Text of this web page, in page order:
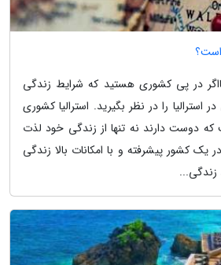
است؟
در پی کشوری هستید که شرایط زندگی
استرالیا را در نظر بگیرید. استرالیا کشوری
دوست دارند نه تنها از زندگی خود لذت
یک کشور پیشرفته و با امکانات بالا زندگی
زندگی...